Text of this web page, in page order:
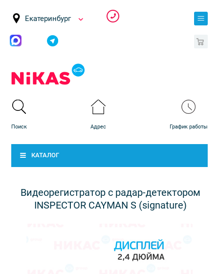
Екатеринбург
КАТАЛОГ
Видеорегистратор с радар-детектором
INSPECTOR CAYMAN S (signature)